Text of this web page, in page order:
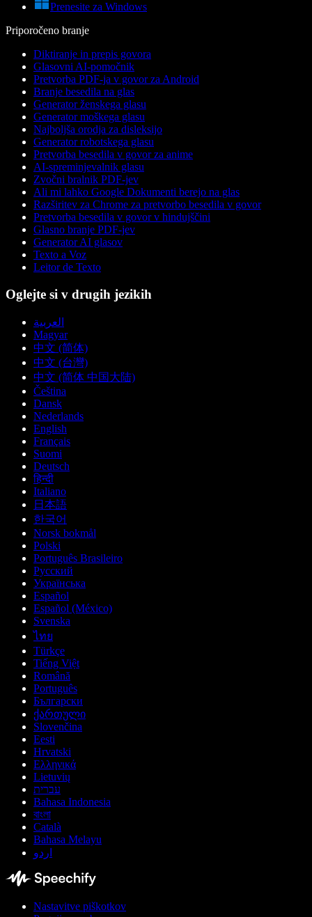
Prenesite za Windows
Priporočeno branje
Diktiranje in prepis govora
Glasovni AI-pomočnik
Pretvorba PDF-ja v govor za Android
Branje besedila na glas
Generator ženskega glasu
Generator moškega glasu
Najboljša orodja za disleksijo
Generator robotskega glasu
Pretvorba besedila v govor za anime
AI-spreminjevalnik glasu
Zvočni bralnik PDF-jev
Ali mi lahko Google Dokumenti berejo na glas
Razširitev za Chrome za pretvorbo besedila v govor
Pretvorba besedila v govor v hindujščini
Glasno branje PDF-jev
Generator AI glasov
Texto a Voz
Leitor de Texto
Oglejte si v drugih jezikih
العربية
Magyar
中文 (简体)
中文 (台灣)
中文 (简体 中国大陆)
Čeština
Dansk
Nederlands
English
Français
Suomi
Deutsch
हिन्दी
Italiano
日本語
한국어
Norsk bokmål
Polski
Português Brasileiro
Русский
Українська
Español
Español (México)
Svenska
ไทย
Türkçe
Tiếng Việt
Română
Português
Български
ქართული
Slovenčina
Eesti
Hrvatski
Ελληνικά
Lietuvių
עברית
Bahasa Indonesia
বাংলা
Català
Bahasa Melayu
اردو
Nastavitve piškotkov